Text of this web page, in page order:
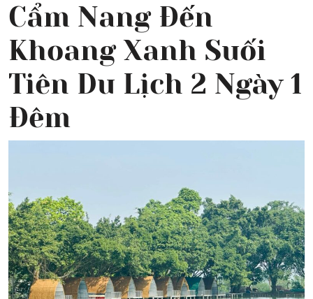
Cẩm Nang Đến
Khoang Xanh Suối
Tiên Du Lịch 2 Ngày 1
Đêm